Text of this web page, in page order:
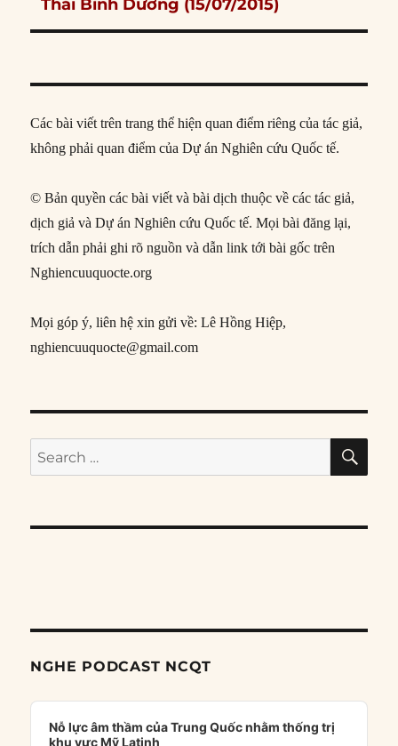
Thái Bình Dương (15/07/2015)
Các bài viết trên trang thể hiện quan điểm riêng của tác giả,
không phải quan điểm của Dự án Nghiên cứu Quốc tế.
© Bản quyền các bài viết và bài dịch thuộc về các tác giả,
dịch giả và Dự án Nghiên cứu Quốc tế. Mọi bài đăng lại,
trích dẫn phải ghi rõ nguồn và dẫn link tới bài gốc trên
Nghiencuuquocte.org
Mọi góp ý, liên hệ xin gửi về: Lê Hồng Hiệp,
nghiencuuquocte@gmail.com
Search
for:
NGHE PODCAST NCQT
Audio
Player
Nỗ lực âm thầm của Trung Quốc nhằm thống trị
khu vực Mỹ Latinh